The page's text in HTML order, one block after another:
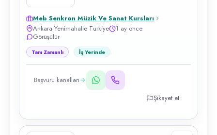
Meb Senkron Müzik Ve Sanat Kursları
Ankara Yenimahalle Türkiye
1 ay önce
Görüşülür
Tam Zamanlı İş Yerinde
Başvuru kanalları
Şikayet et